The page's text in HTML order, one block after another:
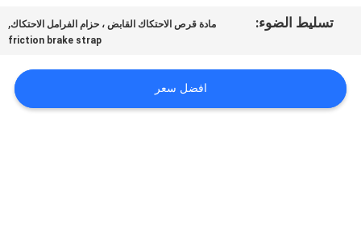
الموقع
تسليط الضوء: مادة قرص الاحتكاك القابض ، حزام الفرامل الاحتكاك,
friction brake strap
افضل سعر